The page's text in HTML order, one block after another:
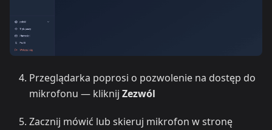
Przeglądarka poprosi o pozwolenie na dostęp do
mikrofonu — kliknij Zezwól
Zacznij mówić lub skieruj mikrofon w stronę